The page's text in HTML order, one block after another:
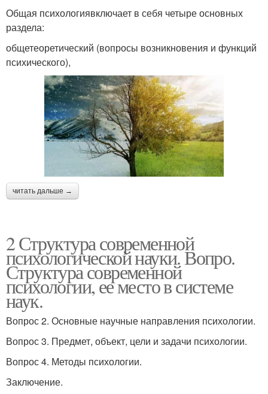
Общая психологиявключает в себя четыре основных
раздела:
общетеоретический (вопросы возникновения и функций
психического),
читать дальше →
2 Структура современной
психологической науки. Вопро.
Структура современной
психологии, ее место в системе
наук.
Вопрос 2. Основные научные направления психологии.
Вопрос 3. Предмет, объект, цели и задачи психологии.
Вопрос 4. Методы психологии.
Заключение.